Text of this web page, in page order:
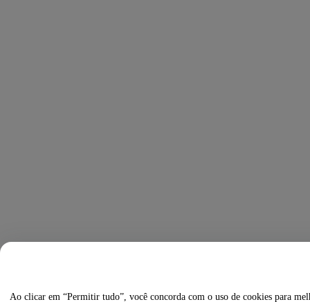
Ao clicar em “Permitir tudo”, você concorda com o uso de cookies para